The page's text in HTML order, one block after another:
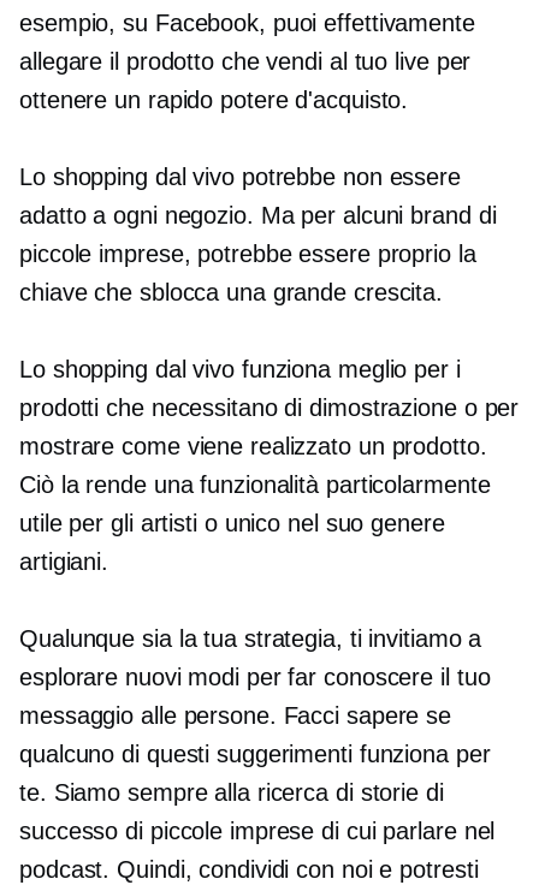
esempio, su Facebook, puoi effettivamente
allegare il prodotto che vendi al tuo live per
ottenere un rapido potere d'acquisto.
Lo shopping dal vivo potrebbe non essere
adatto a ogni negozio. Ma per alcuni brand di
piccole imprese, potrebbe essere proprio la
chiave che sblocca una grande crescita.
Lo shopping dal vivo funziona meglio per i
prodotti che necessitano di dimostrazione o per
mostrare come viene realizzato un prodotto.
Ciò la rende una funzionalità particolarmente
utile per gli artisti o unico nel suo genere
artigiani.
Qualunque sia la tua strategia, ti invitiamo a
esplorare nuovi modi per far conoscere il tuo
messaggio alle persone. Facci sapere se
qualcuno di questi suggerimenti funziona per
te. Siamo sempre alla ricerca di storie di
successo di piccole imprese di cui parlare nel
podcast. Quindi, condividi con noi e potresti